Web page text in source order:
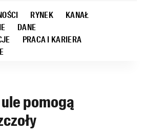
RYNEK
KANAŁ
DANE
PRACA I KARIERA
pomogą